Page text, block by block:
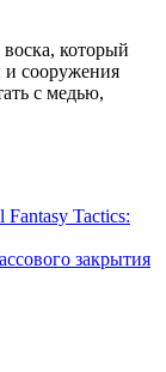
который
и сооружения
с медью,
Tactics:
закрытия